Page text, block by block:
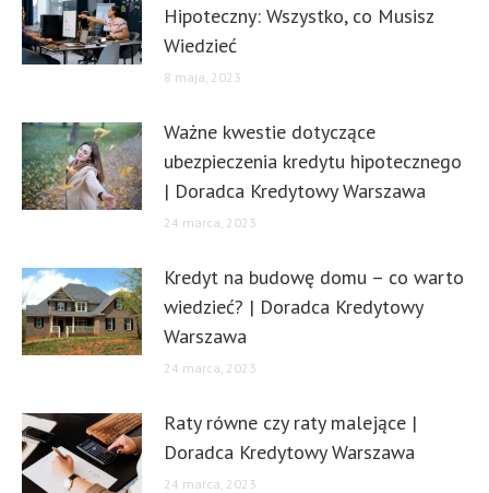
Hipoteczny: Wszystko, co Musisz
Wiedzieć
8 maja, 2023
Ważne kwestie dotyczące
ubezpieczenia kredytu hipotecznego
| Doradca Kredytowy Warszawa
24 marca, 2023
Kredyt na budowę domu – co warto
wiedzieć? | Doradca Kredytowy
Warszawa
24 marca, 2023
Raty równe czy raty malejące |
Doradca Kredytowy Warszawa
24 marca, 2023